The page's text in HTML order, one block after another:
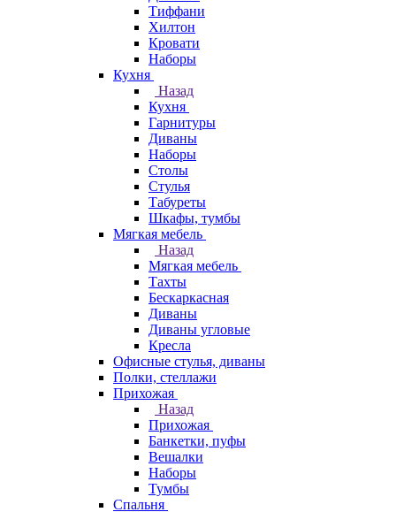
Тиффани
Хилтон
Кровати
Наборы
Кухня
Назад
Кухня
Гарнитуры
Диваны
Наборы
Столы
Стулья
Табуреты
Шкафы, тумбы
Мягкая мебель
Назад
Мягкая мебель
Тахты
Бескаркасная
Диваны
Диваны угловые
Кресла
Офисные стулья, диваны
Полки, стеллажи
Прихожая
Назад
Прихожая
Банкетки, пуфы
Вешалки
Наборы
Тумбы
Спальня